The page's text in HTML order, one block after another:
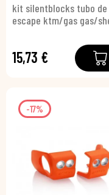
kit silentblocks tubo de
escape ktm/gas gas/
15,73 €
-17%